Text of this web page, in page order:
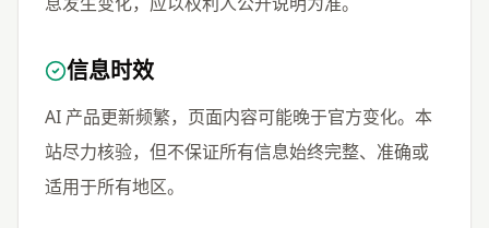
信息时效
AI 产品更新频繁，页面内容可能晚于官方变化。本
站尽力核验，但不保证所有信息始终完整、准确或
适用于所有地区。